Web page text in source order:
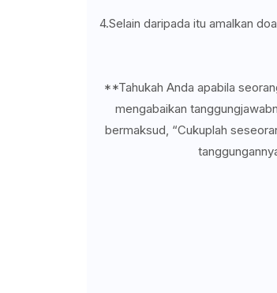
4.Selain daripada itu amalkan
**Tahukah Anda apabila
mengabaikan
bermaksud, “Cukuplah